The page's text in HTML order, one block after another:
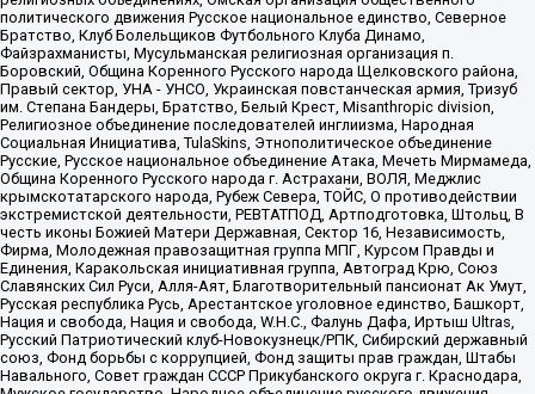
политического движения Русское национальное единство, Северное
Братство, Клуб Болельщиков Футбольного Клуба Динамо,
Файзрахманисты, Мусульманская религиозная организация п.
Боровский, Община Коренного Русского народа Щелковского района,
Правый сектор, УНА - УНСО, Украинская повстанческая армия, Тризуб
им. Степана Бандеры, Братство, Белый Крест, Misanthropic division,
Религиозное объединение последователей инглиизма, Народная
Социальная Инициатива, TulaSkins, Этнополитическое объединение
Русские, Русское национальное объединение Атака, Мечеть Мирмамеда,
Община Коренного Русского народа г. Астрахани, ВОЛЯ, Меджлис
крымскотатарского народа, Рубеж Севера, ТОЙС, О противодействии
экстремистской деятельности, РЕВТАТПОД, Артподготовка, Штольц, В
честь иконы Божией Матери Державная, Сектор 16, Независимость,
Фирма, Молодежная правозащитная группа МПГ, Курсом Правды и
Единения, Каракольская инициативная группа, Автоград Крю, Союз
Славянских Сил Руси, Алля-Аят, Благотворительный пансионат Ак Умут,
Русская республика Русь, Арестантское уголовное единство, Башкорт,
Нация и свобода, Нация и свобода, W.H.С., Фалунь Дафа, Иртыш Ultras,
Русский Патриотический клуб-Новокузнецк/РПК, Сибирский державный
союз, Фонд борьбы с коррупцией, Фонд защиты прав граждан, Штабы
Навального, Совет граждан СССР Прикубанского округа г. Краснодара,